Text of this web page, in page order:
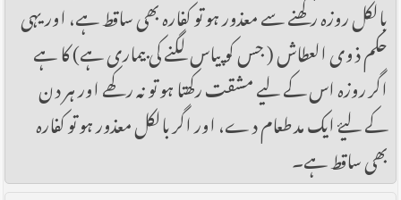
بالکل روزہ رکھنے سے معذور ہو تو کفارہ بھی ساقط ہے، اور یہی
حکم ذوی العطاش ( جس کو پیاس لگنے کی بیماری ہے) کا ہے
اگر روزہ اس کے لیے مشقت رکھتا ہو تو نہ رکھے اور ہر دن
کے لیۓ ایک مد طعام دے، اور اگر بالکل معذور ہو تو کفارہ
بھی ساقط ہے۔